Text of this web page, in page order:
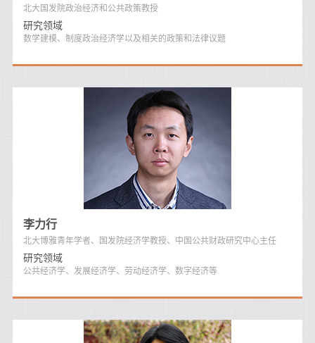
北大国发院政治经济和公共政策教授
研究领域
数学建模、制度政治经济学以及相关的政策和法律议题
李力行
北大博雅青年学者、国发院经济学教授、中国公共财政研究中心主任
研究领域
公共经济学、发展经济学、劳动经济学、数字经济等